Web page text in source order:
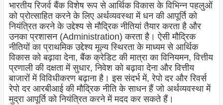
भारतीय रिजर्व बैंक विशेष रूप से आर्थिक विकास के विभिन्न पहलुओं
को प्रोत्साहित करने के लिए अर्थव्यवस्था में धन की आपूर्ति को
नियंत्रित करने के उद्देश्य से मौद्रिक नीतियां तैयार करता है और
उनका प्रशासन (Administration) करता है। ऐसी मौद्रिक
नीतियों का प्राथमिक उद्देश्य मूल्य स्थिरता के माध्यम से आर्थिक
विकास को बढ़ावा देना, बैंक क्रेडिट की मात्रा का विनियमन, वित्तीय
प्रणाली की दक्षता में सुधार, निवेश को बढ़ावा देना और वित्तीय
बाजारों में विविधीकरण बढ़ाना है। इस संदर्भ में, रेपो दर और रिवर्स
रेपो दर आरबीआई की मौद्रिक नीति के साधन हैं जो अर्थव्यवस्था में
मुद्रा आपूर्ति को नियंत्रित करने में मदद कर सकते हैं।